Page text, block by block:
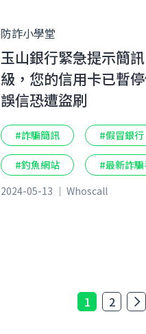
防詐小學堂
玉山銀行緊急提示簡
級，您的信用卡已暫
誤信恐遭盜刷
#詐騙簡訊 #假冒銀行
#釣魚網站
#最新詐騙
2024-05-13 ｜ Whoscall
1 2